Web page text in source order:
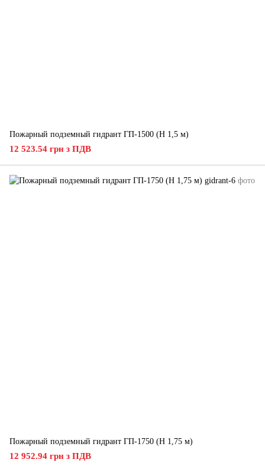
Пожарный подземный гидрант ГП-1500 (H 1,5 м)
12 523.54 грн з ПДВ
Пожарный подземный гидрант ГП-1750 (H 1,75 м)
12 952.94 грн з ПДВ